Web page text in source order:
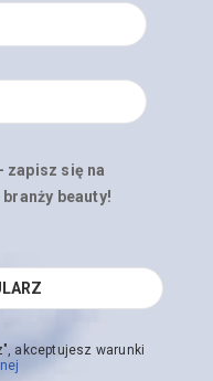
zapisz się na
beauty!
akceptujesz warunki